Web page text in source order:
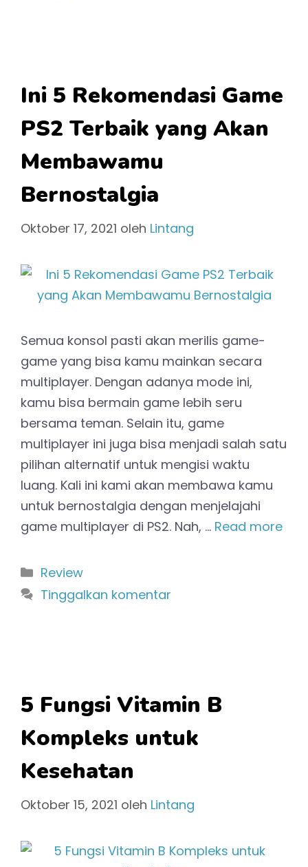
Ini 5 Rekomendasi Game
PS2 Terbaik yang Akan
Membawamu
Bernostalgia
Oktober 17, 2021 oleh Lintang
Semua konsol pasti akan merilis game-
game yang bisa kamu mainkan secara
multiplayer. Dengan adanya mode ini,
kamu bisa bermain game lebih seru
bersama teman. Selain itu, game
multiplayer ini juga bisa menjadi salah satu
pilihan alternatif untuk mengisi waktu
luang. Kali ini kami akan membawa kamu
untuk bernostalgia dengan menjelajahi
game multiplayer di PS2. Nah, … Read more
Kategori
Review
Tinggalkan komentar
5 Fungsi Vitamin B
Kompleks untuk
Kesehatan
Oktober 15, 2021 oleh Lintang